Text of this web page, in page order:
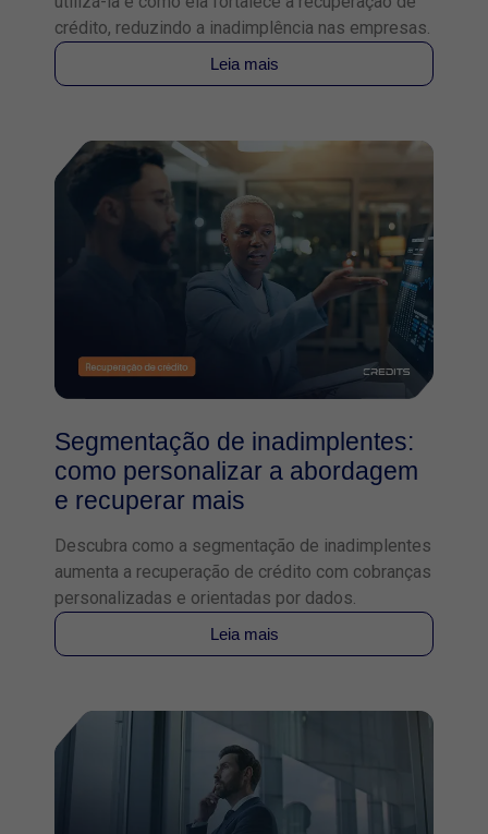
crédito, reduzindo a inadimplência nas empresas.
Leia mais
Segmentação de inadimplentes:
como personalizar a abordagem
e recuperar mais
Descubra como a segmentação de inadimplentes
aumenta a recuperação de crédito com cobranças
personalizadas e orientadas por dados.
Leia mais